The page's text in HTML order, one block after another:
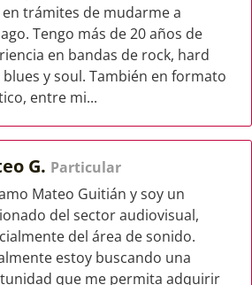
trámites de mudarme a
Tengo más de 20 años de
en bandas de rock, hard
blues y soul. También en formato
entre mi...
G. Particular
Mateo Guitián y soy un
del sector audiovisual,
del área de sonido.
estoy buscando una
que me permita adquirir